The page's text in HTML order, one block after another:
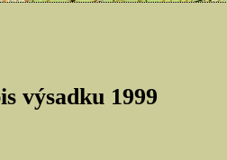
výsadku 1999